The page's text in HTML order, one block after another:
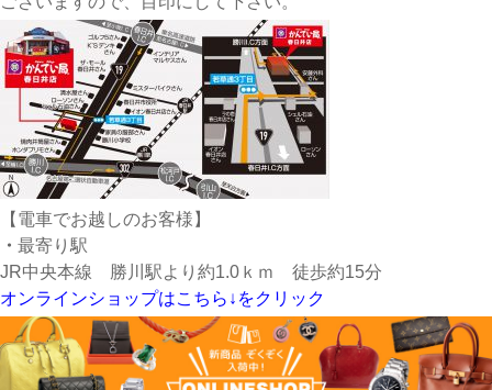
【電車でお越しのお客様】
・ 最寄り駅
JR中央本線 勝川駅より約1.0ｋｍ 徒歩約15分
オンラインショップはこちら↓をクリック